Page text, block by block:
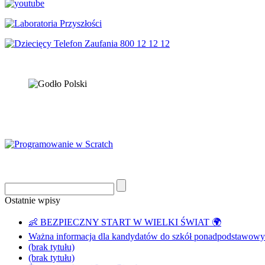
Ostatnie wpisy
👶 BEZPIECZNY START W WIELKI ŚWIAT 🌍
Ważna informacja dla kandydatów do szkół
(brak tytułu)
(brak tytułu)